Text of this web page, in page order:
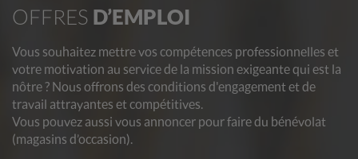
OFFRES D’EMPLOI
Vous souhaitez mettre vos compétences professionnelles et
votre motivation au service de la mission exigeante qui est la
nôtre ? Nous offrons des conditions d'engagement et de
travail attrayantes et compétitives.
Vous pouvez aussi vous annoncer pour faire du bénévolat
(magasins d’occasion).